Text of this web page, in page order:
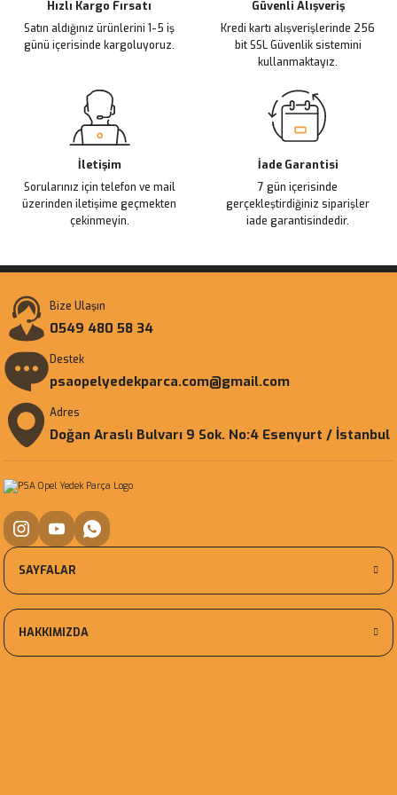
Ürün fiyatı diğer sitelerden daha pahalı.
Bu ürüne benzer farklı alternatifler olmalı.
Hızlı Kargo Fırsatı
Satın aldığınız ürünlerini 1-5 iş
günü içerisinde kargoluyoruz.
Güvenli Alışveriş
Kredi kartı alışverişlerinde 256
bit SSL Güvenlik sistemini
kullanmaktayız.
İletişim
Sorularınız için telefon ve mail
üzerinden iletişime geçmekten
çekinmeyin.
İade Garantisi
7 gün içerisinde
gerçekleştirdiğiniz siparişler
iade garantisindedir.
Bize Ulaşın
0549 480 58 34
Destek
psaopelyedekparca.com@gmail.com
Adres
Doğan Araslı Bulvarı 9 Sok. No:4 Esenyurt / İstanbul
SAYFALAR
HAKKIMIZDA